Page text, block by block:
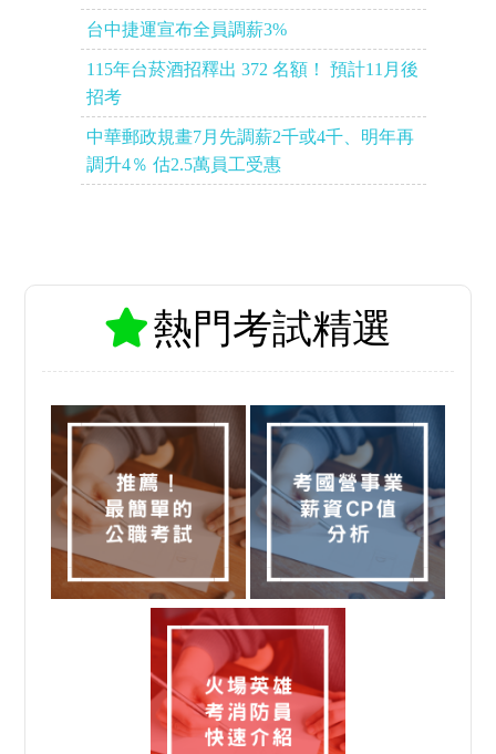
台中捷運宣布全員調薪3%
115年台菸酒招釋出 372 名額！ 預計11月後
招考
中華郵政規畫7月先調薪2千或4千、明年再
調升4％ 估2.5萬員工受惠
熱門考試精選